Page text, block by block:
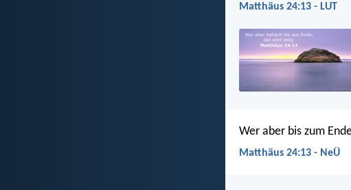
Matthäus 24:13 - LUT
Wer aber bis zum
Matthäus 24:13 - NeÜ